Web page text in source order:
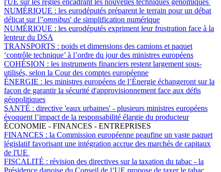
NUMÉRIQUE : les eurodéputés préparent le terrain pour un débat
délicat sur l’'omnibus' de simplification numérique
NUMÉRIQUE : les eurodéputés expriment leur frustration face à la
lenteur du DSA
TRANSPORTS : poids et dimensions des camions et paquet
‘contrôle technique’ à l’ordre du jour des ministres européens
COHÉSION : les instruments financiers restent largement sous-
utilisés, selon la Cour des comptes européenne
ÉNERGIE : les ministres européens de l’Énergie échangeront sur la
façon de garantir la sécurité d'approvisionnement face aux défis
géopolitiques
SANTÉ : directive 'eaux urbaines' - plusieurs ministres européens
évoquent l’impact de la responsabilité élargie du producteur
ÉCONOMIE - FINANCES - ENTREPRISES
FINANCES : la Commission européenne peaufine un vaste paquet
législatif favorisant une intégration accrue des marchés de capitaux
de l'UE
FISCALITÉ : révision des directives sur la taxation du tabac - la
Présidence danoise du Conseil de l’UE propose de taxer le tabac